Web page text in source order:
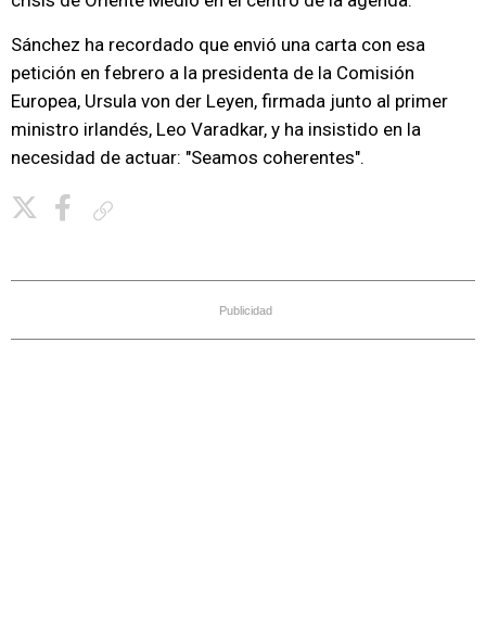
Sánchez ha recordado que envió una carta con esa
petición en febrero a la presidenta de la Comisión
Europea, Ursula von der Leyen, firmada junto al primer
ministro irlandés, Leo Varadkar, y ha insistido en la
necesidad de actuar: "Seamos coherentes".
Publicidad